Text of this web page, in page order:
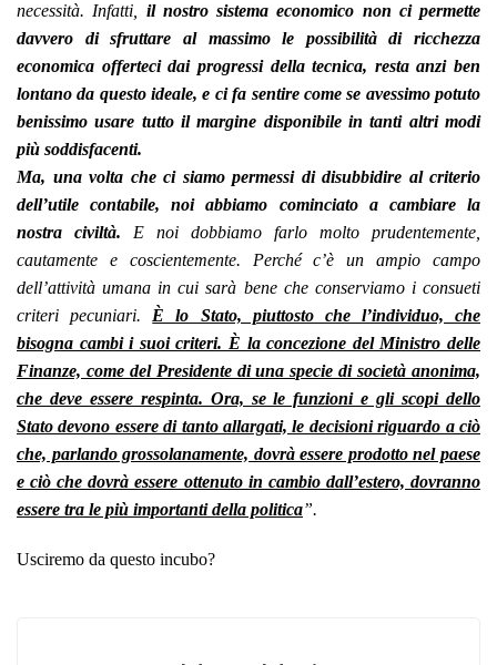
necessità. Infatti, il nostro sistema economico non ci permette
davvero di sfruttare al massimo le possibilità di ricchezza
economica offerteci dai progressi della tecnica, resta anzi ben
lontano da questo ideale, e ci fa sentire come se avessimo potuto
benissimo usare tutto il margine disponibile in tanti altri modi
più soddisfacenti.
Ma, una volta che ci siamo permessi di disubbidire al criterio
dell’utile contabile, noi abbiamo cominciato a cambiare la
nostra civiltà. E noi dobbiamo farlo molto prudentemente,
cautamente e coscientemente. Perché c’è un ampio campo
dell’attività umana in cui sarà bene che conserviamo i consueti
criteri pecuniari. È lo Stato, piuttosto che l’individuo, che
bisogna cambi i suoi criteri. È la concezione del Ministro delle
Finanze, come del Presidente di una specie di società anonima,
che deve essere respinta. Ora, se le funzioni e gli scopi dello
Stato devono essere di tanto allargati, le decisioni riguardo a ciò
che, parlando grossolanamente, dovrà essere prodotto nel paese
e ciò che dovrà essere ottenuto in cambio dall’estero, dovranno
essere tra le più importanti della politica”.
Usciremo da questo incubo?